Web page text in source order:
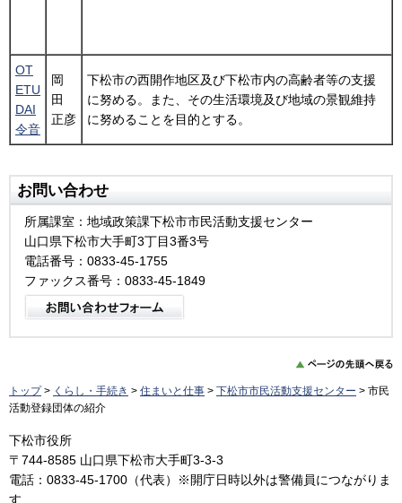
OT
ETU
DAI
令音
岡
田
正彦
下松市の西開作地区及び下松市内の高齢者等の支援
に努める。また、その生活環境及び地域の景観維持
に努めることを目的とする。
お問い合わせ
所属課室：地域政策課下松市市民活動支援センター
山口県下松市大手町3丁目3番3号
電話番号：0833-45-1755
ファックス番号：0833-45-1849
トップ> くらし・手続き > 住まいと仕事 > 下松市市民活動支援センター > 市民
活動登録団体の紹介
下松市役所
〒744-8585 山口県下松市大手町3-3-3
電話：0833-45-1700（代表）※開庁日時以外は警備員につながりま
す